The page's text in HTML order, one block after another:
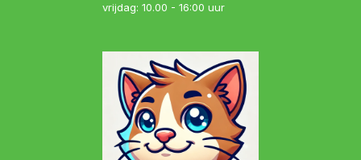
vrijdag: 10.00 - 16:00 uur